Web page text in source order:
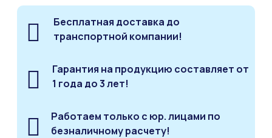
Бесплатная доставка до
транспортной компании!
Гарантия на продукцию составляет от
1 года до 3 лет!
Работаем только с юр. лицами по
безналичному расчету!